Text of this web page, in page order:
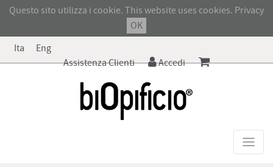
Questo sito utilizza i cookie. This website uses cookies. Privacy
OK
Ita
Eng
Assistenza Clienti
Accedi